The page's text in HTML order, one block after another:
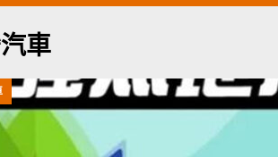
世紀一跣
交通評論
[ 2026-05-28 ] UBER 香港七
尾
車